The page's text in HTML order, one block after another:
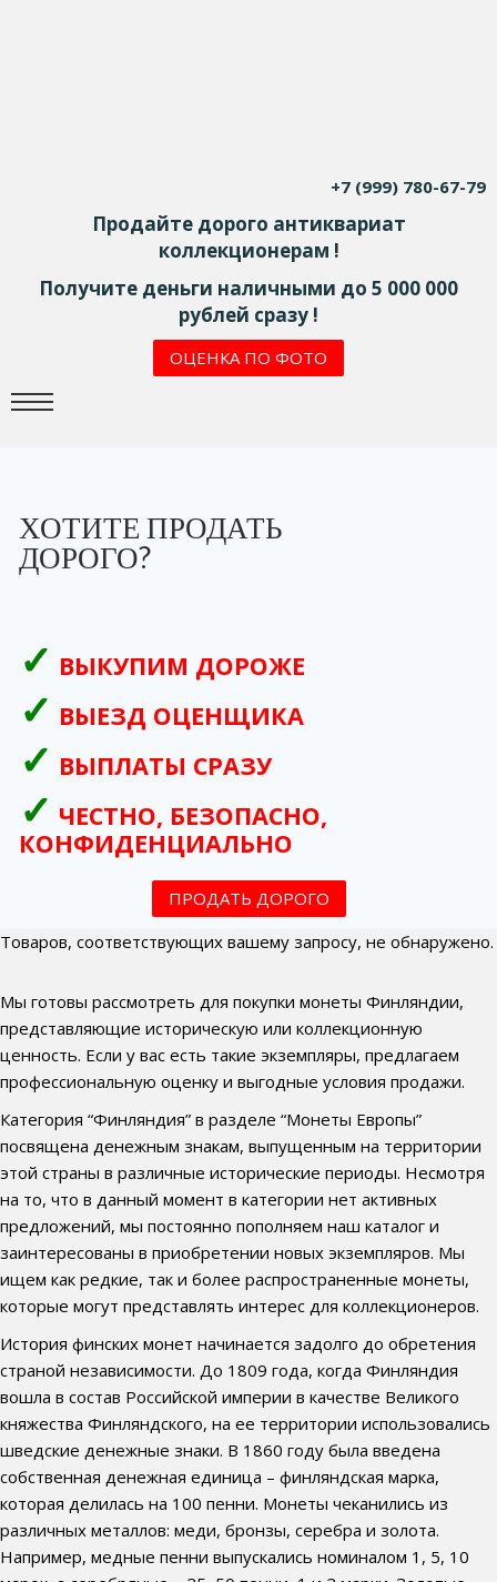
+7 (999) 780-67-79
Продайте дорого антиквариат
коллекционерам !
Получите деньги наличными до 5 000 000
рублей сразу !
ОЦЕНКА ПО ФОТО
ХОТИТЕ ПРОДАТЬ
ДОРОГО?
ВЫКУПИМ ДОРОЖЕ
ВЫЕЗД ОЦЕНЩИКА
ВЫПЛАТЫ СРАЗУ
ЧЕСТНО, БЕЗОПАСНО,
КОНФИДЕНЦИАЛЬНО
ПРОДАТЬ ДОРОГО
Товаров, соответствующих вашему запросу, не обнаружено.
Мы готовы рассмотреть для покупки монеты Финляндии,
представляющие историческую или коллекционную
ценность. Если у вас есть такие экземпляры, предлагаем
профессиональную оценку и выгодные условия продажи.
Категория “Финляндия” в разделе “Монеты Европы”
посвящена денежным знакам, выпущенным на территории
этой страны в различные исторические периоды. Несмотря
на то, что в данный момент в категории нет активных
предложений, мы постоянно пополняем наш каталог и
заинтересованы в приобретении новых экземпляров. Мы
ищем как редкие, так и более распространенные монеты,
которые могут представлять интерес для коллекционеров.
История финских монет начинается задолго до обретения
страной независимости. До 1809 года, когда Финляндия
вошла в состав Российской империи в качестве Великого
княжества Финляндского, на ее территории использовались
шведские денежные знаки. В 1860 году была введена
собственная денежная единица – финляндская марка,
которая делилась на 100 пенни. Монеты чеканились из
различных металлов: меди, бронзы, серебра и золота.
Например, медные пенни выпускались номиналом 1, 5, 10